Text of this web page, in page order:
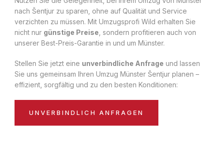
nach Šentjur zu sparen, ohne auf Qualität und Service
verzichten zu müssen. Mit Umzugsprofi Wild erhalten Sie
nicht nur günstige Preise , sondern profitieren auch von
unserer Best-Preis-Garantie in und um Münster.
Stellen Sie jetzt eine unverbindliche Anfrage und lassen
Sie uns gemeinsam Ihren Umzug Münster Šentjur planen –
effizient, sorgfältig und zu den besten Konditionen:
UNVERBINDLICH ANFRAGEN